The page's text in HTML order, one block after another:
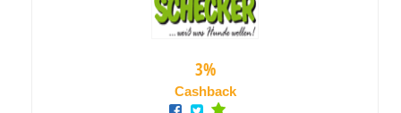
3%
Cashback